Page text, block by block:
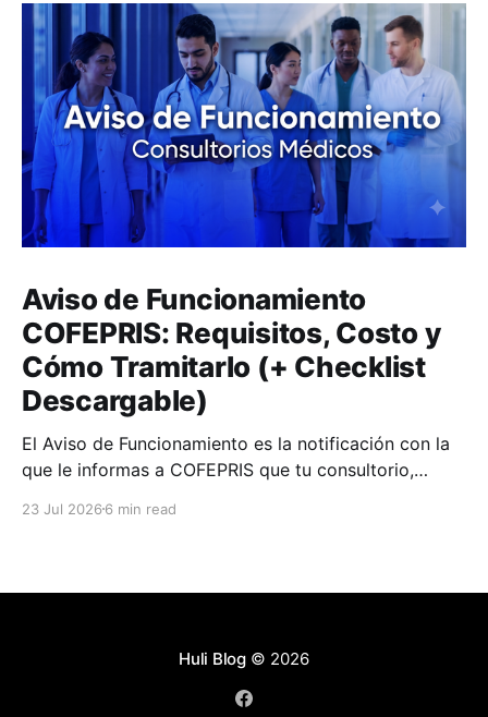
Aviso de Funcionamiento
COFEPRIS: Requisitos, Costo y
Cómo Tramitarlo (+ Checklist
Descargable)
El Aviso de Funcionamiento es la notificación con la
que le informas a COFEPRIS que tu consultorio,
23 Jul 2026 6 min read
Huli Blog© 2026